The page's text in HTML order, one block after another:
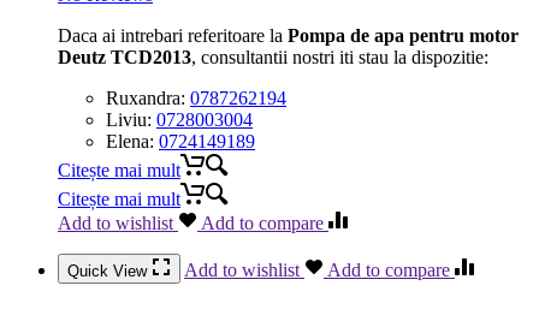
Daca ai intrebari referitoare la Pompa de apa pentru motor
Deutz TCD2013, consultantii nostri iti stau la dispozitie:
Ruxandra: 0787262194
Liviu: 0728003004
Elena: 0724149189
Citește mai mult
Citește mai mult
Add to wishlist
Add to compare
Quick View Add to wishlist Add to compare